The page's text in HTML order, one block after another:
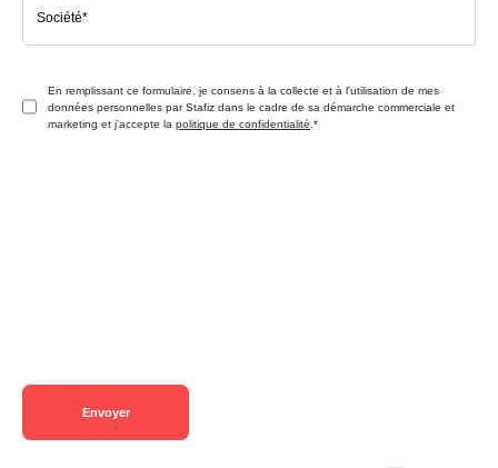
En remplissant ce formulaire, je consens à la collecte et à l'utilisation de mes
données personnelles par Stafiz dans le cadre de sa démarche commerciale et
marketing et j'accepte la politique de confidentialité *